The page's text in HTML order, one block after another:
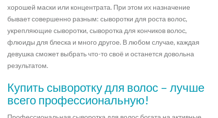
хорошей маски или концентрата. При этом их назначение
бывает совершенно разным: сыворотки для роста волос,
укрепляющие сыворотки, сыворотка для кончиков волос,
флюиды для блеска и много другое. В любом случае, каждая
девушка сможет выбрать что-то своё и останется довольна
результатом.
Купить сыворотку для волос – лучше
всего профессиональную!